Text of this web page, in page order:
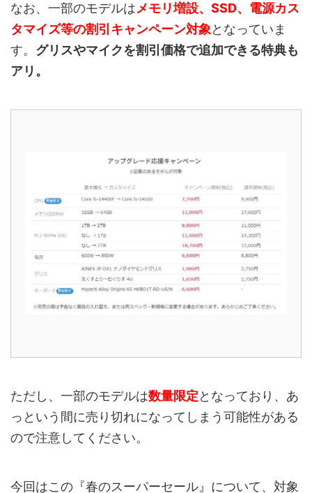
なお、一部のモデルはメモリ増設、SSD、電源カス
タマイズ等の割引キャンペーン対象となっていま
す。 グリスやマイクを割引価格で追加できる特典も
アリ。
ただし、一部のモデルは数量限定となっており、あ
っという間に売り切れになってしまう可能性がある
ので注意してください。
今回はこの『春のスーパーセール』について、対象